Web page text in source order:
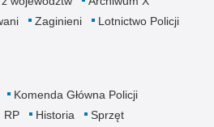
Zaginieni
Lotnictwo Policji
Komenda Główna Policji
RP Historia
Sprzęt